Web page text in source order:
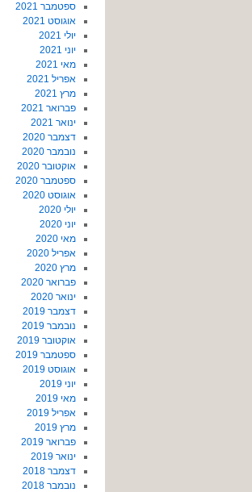
ספטמבר 2021
אוגוסט 2021
יולי 2021
יוני 2021
מאי 2021
אפריל 2021
מרץ 2021
פברואר 2021
ינואר 2021
דצמבר 2020
נובמבר 2020
אוקטובר 2020
ספטמבר 2020
אוגוסט 2020
יולי 2020
יוני 2020
מאי 2020
אפריל 2020
מרץ 2020
פברואר 2020
ינואר 2020
דצמבר 2019
נובמבר 2019
אוקטובר 2019
ספטמבר 2019
אוגוסט 2019
יוני 2019
מאי 2019
אפריל 2019
מרץ 2019
פברואר 2019
ינואר 2019
דצמבר 2018
נובמבר 2018